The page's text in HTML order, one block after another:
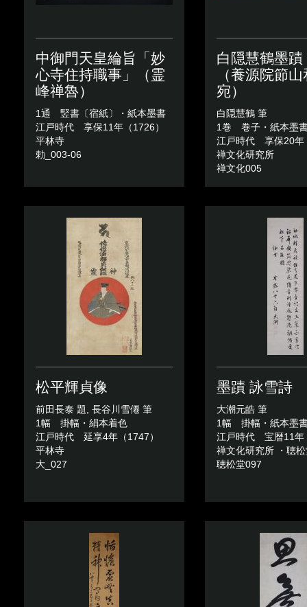
中御門天皇綸旨「妙
心寺住持職事」（霊
峰禅魯）
1通 竪書〔宿紙〕・紙本墨書
江戸時代 享保11年（1726）
平林寺
勅_003-06
白隠慧鶴墨蹟
（養源院節
宛）
白隠慧鶴 筆
1巻 巻子・紙本墨
江戸時代 享保20年
禅文化研究所
禅文化005
松平輝貞像
前田長泰 題, 長谷川雪僊 筆
1幅 掛幅・絹本着色
江戸時代 延享4年（1747）
平林寺
大_027
墨蹟 詠雪詩
大潮元皓 筆
1幅 掛幅・紙本墨
江戸時代 宝暦11年
禅文化研究所 ・聴
聴松堂097